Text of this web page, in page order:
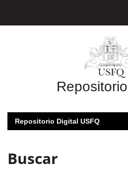
Repositorio
Repositorio Digital USFQ
Buscar